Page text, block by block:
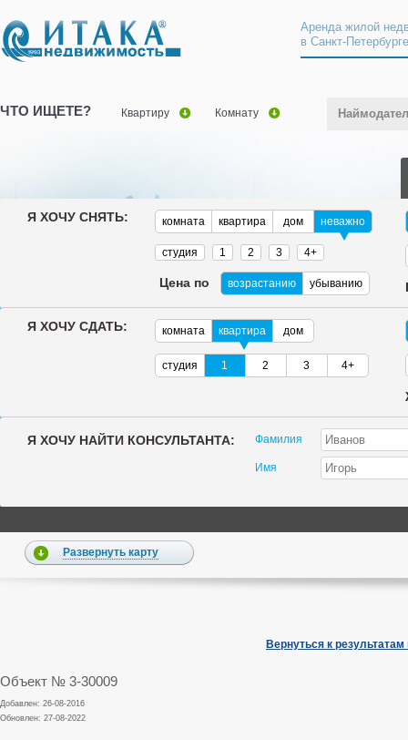
Аренда жилой
в Санкт-
ЧТО ИЩЕТЕ? Квартиру Комнату
Я ХОЧУ СНЯТЬ: комната квартира дом неважно
студия 1 2 3 4+
Цена по возрастанию убыванию
Я ХОЧУ СДАТЬ: комната квартира дом
студия 1 2 3 4+
Я ХОЧУ НАЙТИ КОНСУЛЬТАНТА: Фамилия
Имя
Развернуть карту
Вернуться к результатам
Объект № 3-30009
Добавлен: 26-08-2016
Обновлен: 27-08-2022